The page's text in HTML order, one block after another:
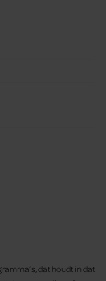
dat houdt in dat